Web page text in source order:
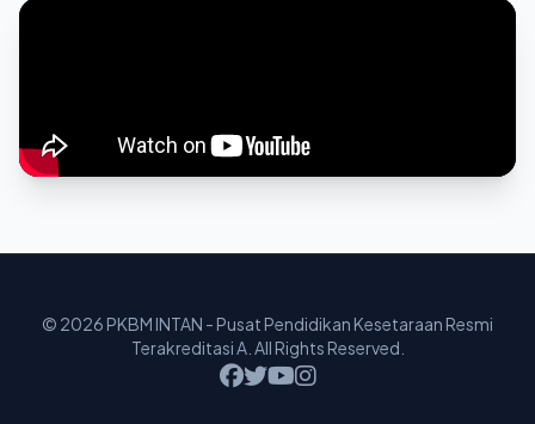
© 2026 PKBM INTAN - Pusat Pendidikan Kesetaraan Resmi
Terakreditasi A. All Rights Reserved.